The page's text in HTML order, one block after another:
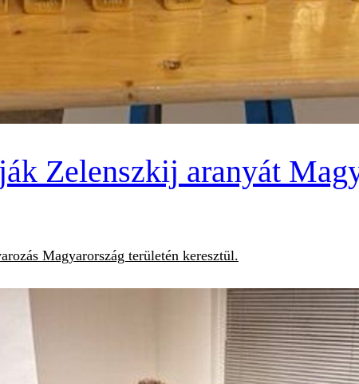
Zelenszkij aranyát
Magyarország területén keresztül.